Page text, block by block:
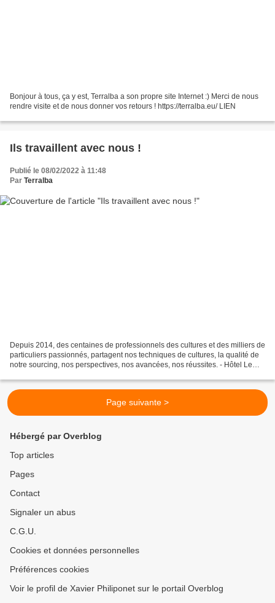
Bonjour à tous, ça y est, Terralba a son propre site Internet :) Merci de nous
rendre visite et de nous donner vos retours ! https://terralba.eu/ LIEN
Ils travaillent avec nous !
Publié le 08/02/2022 à 11:48
Par Terralba
Depuis 2014, des centaines de professionnels des cultures et des milliers de
particuliers passionnés, partagent nos techniques de cultures, la qualité de
notre sourcing, nos perspectives, nos avancées, nos réussites. - Hôtel Le
Page suivante >
Hébergé par Overblog
Top articles
Pages
Contact
Signaler un abus
C.G.U.
Cookies et données personnelles
Préférences cookies
Voir le profil de Xavier Philiponet sur le portail Overblog